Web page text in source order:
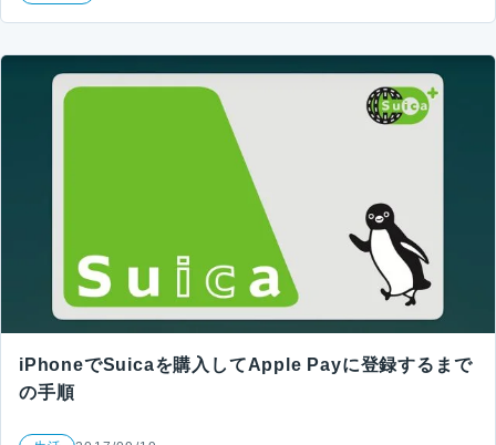
iPhoneでSuicaを購入してApple Payに登録するまで
の手順